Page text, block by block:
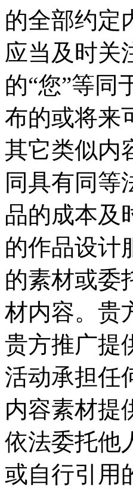
的全部约定
应当及时关
的“您”等同
布的或将来
其它类似内
同具有同等
品的成本及
的作品设计
的素材或委
材内容。贵
贵方推广提
活动承担任
内容素材提
依法委托他
或自行引用